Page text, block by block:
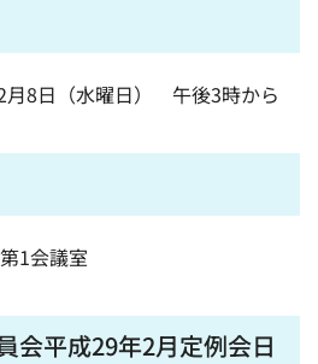
月8日（水曜日） 午後3時から
1会議室
会平成29年2月定例会日